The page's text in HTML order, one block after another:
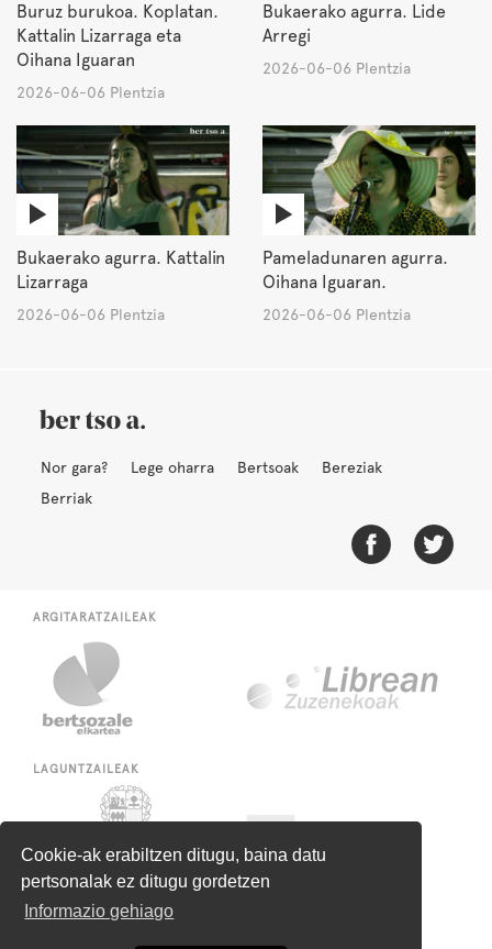
Cookie-ak erabiltzen ditugu, baina datu
pertsonalak ez ditugu gordetzen
Informazio gehiago
Buruz burukoa. Koplatan.
Kattalin Lizarraga eta
Oihana Iguaran
2026-06-06 Plentzia
Bukaerako agurra. Lide
Arregi
2026-06-06 Plentzia
Bukaerako agurra. Kattalin
Lizarraga
2026-06-06 Plentzia
Pameladunaren agurra.
Oihana Iguaran.
2026-06-06 Plentzia
Nor gara? Lege oharra Bertsoak
Bereziak
Berriak
ARGITARATZAILEAK
LAGUNTZAILEAK